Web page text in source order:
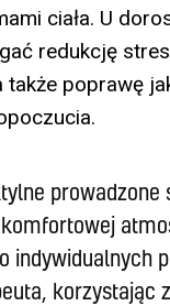
ciała. U
redukcję
także poprawę
prowadzone
indywidualnych
korzystając